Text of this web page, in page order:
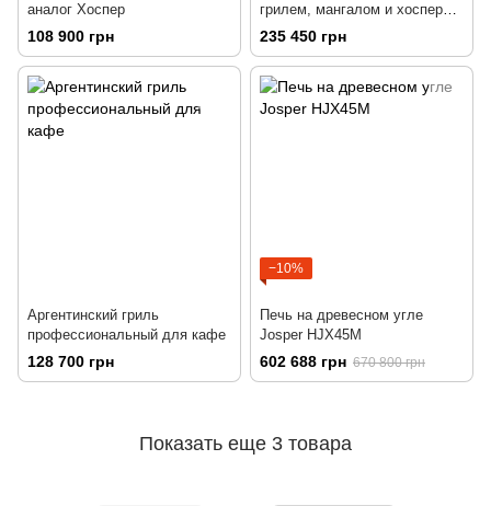
аналог Хоспер
108 900 грн
грилем, мангалом и хоспером
на заказ
235 450 грн
Аргентинский гриль
профессиональный для кафе
128 700 грн
−10%
Печь на древесном угле
Josper HJX45M
602 688 грн 670 800 грн
Показать еще 3 товара